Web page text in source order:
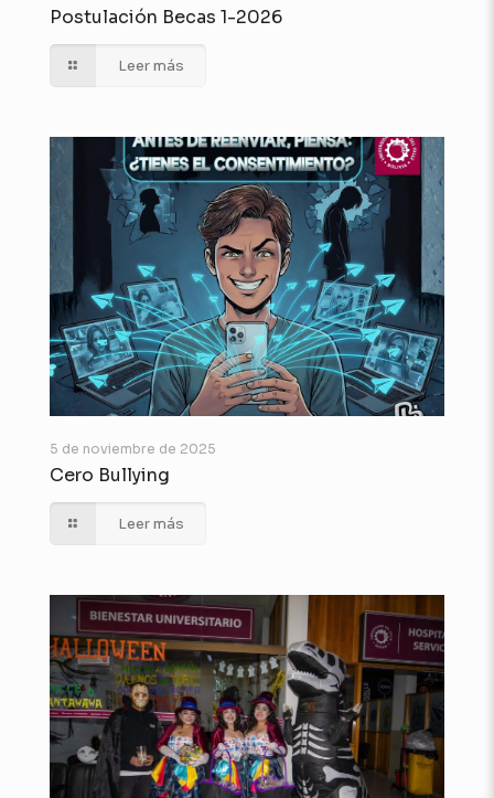
Postulación Becas 1-2026
Leer más
5 de noviembre de 2025
Cero Bullying
Leer más